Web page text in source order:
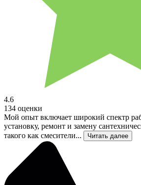
4.6
134 оценки
Мой опыт включает широкий спектр
установку, ремонт и замену
такого как смесители...
Читать далее